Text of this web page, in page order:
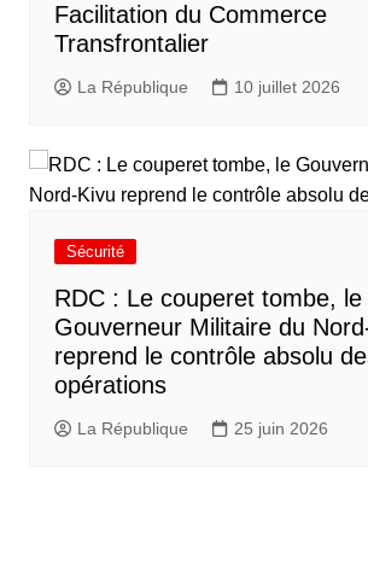
Facilitation du Commerce
Transfrontalier
La République 10 juillet 2026
Sécurité
RDC : Le couperet tombe, le
Gouverneur Militaire du
reprend le contrôle absolu
opérations
La République 25 juin 2026